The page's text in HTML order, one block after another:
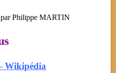
par Philippe MARTIN
Wikipédia